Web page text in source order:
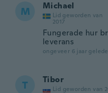
M Michael
Lid geworden van
2017
Fungerade hur
leverans
ongeveer 6 jaar
T Tibor
Lid geworden van